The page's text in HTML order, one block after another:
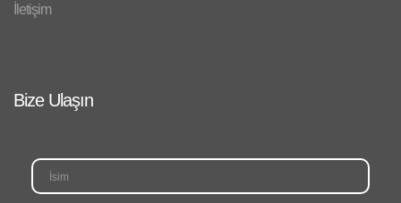
İletişim
Bize Ulaşın